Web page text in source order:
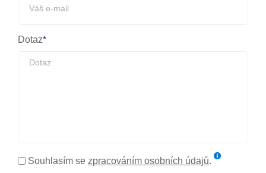
Dotaz
Souhlasím se zpracováním osobních údajů.